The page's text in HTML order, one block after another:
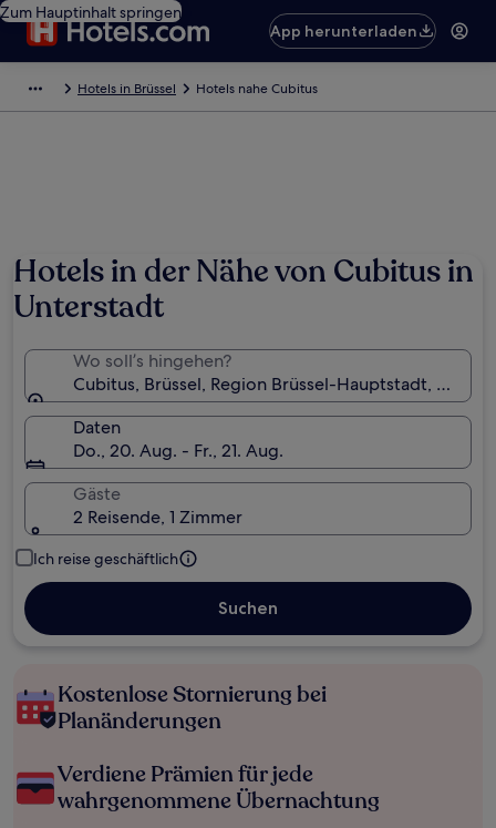
Zum Hauptinhalt springen
App herunterladen
Hotels in Brüssel Hotels nahe Cubitus
Hotels in der Nähe von Cubitus in
Unterstadt
Wo soll’s hingehen?
Cubitus, Brüssel, Region Brüssel-Hauptstadt, Belgien
Daten
Do., 20. Aug. - Fr., 21. Aug.
Gäste
2 Reisende, 1 Zimmer
Ich reise geschäftlich
Suchen
Kostenlose Stornierung bei
Planänderungen
Verdiene Prämien für jede
wahrgenommene Übernachtung